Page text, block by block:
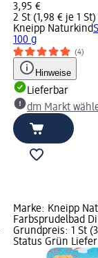
3,95 €
2 St (1,98 € je 1 St)
Kneipp Naturkind
100 g
(4)
Hinweise
Lieferbar
dm Markt
Marke: Kneipp
Farbsprudelbad
Grundpreis: 1 St
Status Grün